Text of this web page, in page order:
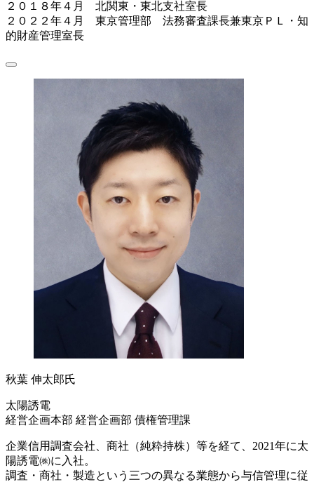
２０１８年４月 北関東・東北支社室長
２０２２年４月 東京管理部 法務審査課長兼東京ＰＬ・知
的財産管理室長
秋葉 伸太郎氏
太陽誘電
経営企画本部 経営企画部 債権管理課
企業信用調査会社、商社（純粋持株）等を経て、2021年に太
陽誘電㈱に入社。
調査・商社・製造という三つの異なる業態から与信管理に従